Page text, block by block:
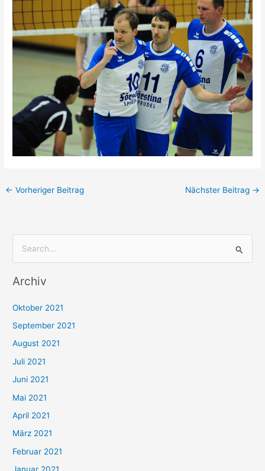
← Vorheriger Beitrag Nächster Beitrag →
c
n
n
a
c
h
:
Archiv
Oktober 2021
September 2021
August 2021
Juli 2021
Juni 2021
Mai 2021
April 2021
März 2021
Februar 2021